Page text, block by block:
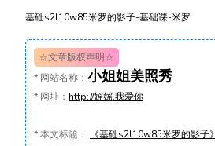
基础s2l10w85米罗的影子-基础课-米罗
☆文章版权声明☆
* 网站名称： 小姐姐美照秀
* 网址： http://媱媱.我爱你
*本文标题：
《基础s2l10w85米罗的影子》